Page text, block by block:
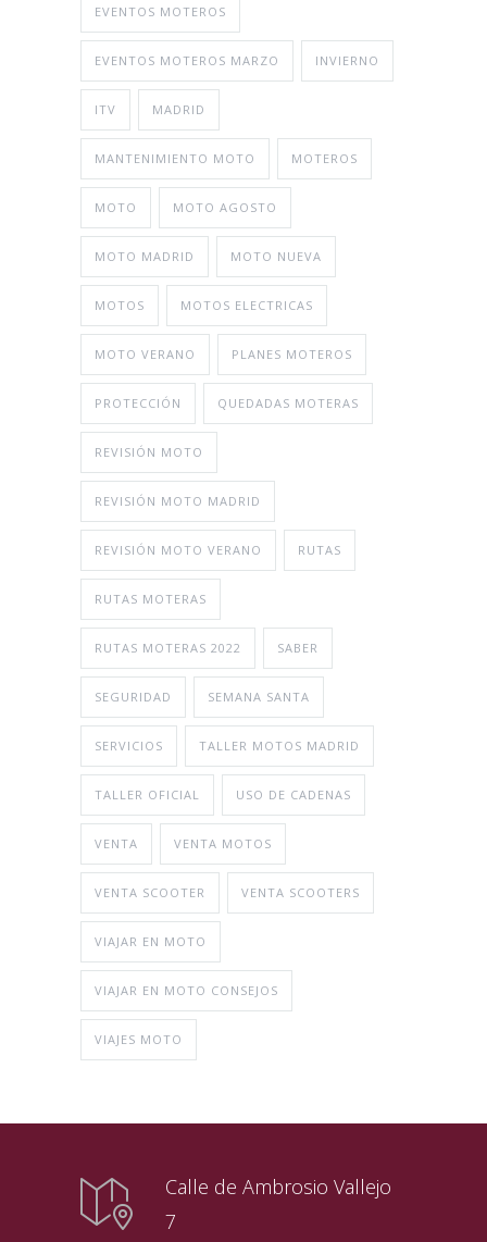
EVENTOS MOTEROS
EVENTOS MOTEROS MARZO INVIERNO
ITV MADRID
MANTENIMIENTO MOTO MOTEROS
MOTO MOTO AGOSTO
MOTO MADRID MOTO NUEVA
MOTOS MOTOS ELECTRICAS
MOTO VERANO PLANES MOTEROS
PROTECCIÓN QUEDADAS MOTERAS
REVISIÓN MOTO
REVISIÓN MOTO MADRID
REVISIÓN MOTO VERANO RUTAS
RUTAS MOTERAS
RUTAS MOTERAS 2022 SABER
SEGURIDAD SEMANA SANTA
SERVICIOS TALLER MOTOS MADRID
TALLER OFICIAL USO DE CADENAS
VENTA VENTA MOTOS
VENTA SCOOTER VENTA SCOOTERS
VIAJAR EN MOTO
VIAJAR EN MOTO CONSEJOS
VIAJES MOTO
Calle de Ambrosio Vallejo
7